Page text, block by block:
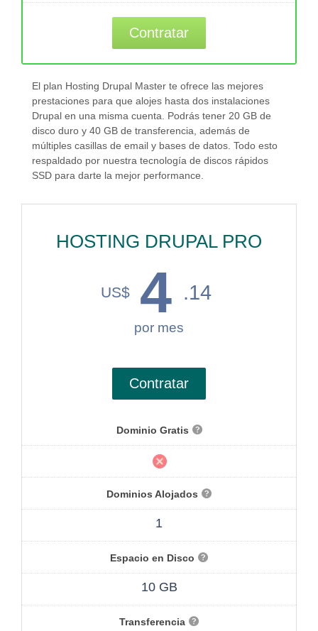
Contratar
El plan Hosting Drupal Master te ofrece las mejores
prestaciones para que alojes hasta dos instalaciones
Drupal en una misma cuenta. Podrás tener 20 GB de
disco duro y 40 GB de transferencia, además de
múltiples casillas de email y bases de datos. Todo esto
respaldado por nuestra tecnología de discos rápidos
SSD para darte la mejor performance.
HOSTING DRUPAL PRO
US$ 4 .14
por mes
Contratar
Dominio Gratis
Dominios Alojados
1
Espacio en Disco
10 GB
Transferencia